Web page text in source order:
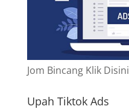
Jom Bincang Klik Disini
Upah Tiktok Ads